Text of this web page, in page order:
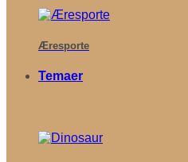
Æresporte
Temaer